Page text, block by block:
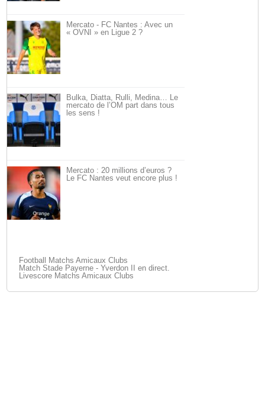
Mercato - FC Nantes : Avec un
« OVNI » en Ligue 2 ?
Bulka, Diatta, Rulli, Medina… Le
mercato de l’OM part dans tous
les sens !
Mercato : 20 millions d’euros ?
Le FC Nantes veut encore plus !
Football Matchs Amicaux Clubs
Match Stade Payerne - Yverdon II en direct.
Livescore Matchs Amicaux Clubs